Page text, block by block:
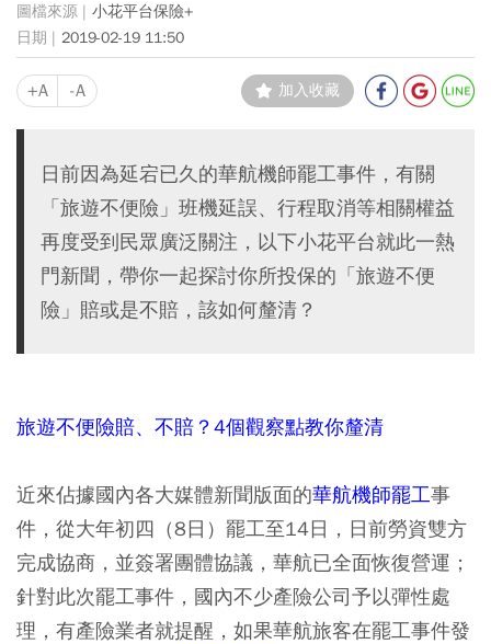
小花平台保險+
2019-02-19 11:50
+A -A 加入收藏
日前因為延宕已久的華航機師罷工事件，有關
「旅遊不便險」班機延誤、行程取消等相關權益
再度受到民眾廣泛關注，以下小花平台就此一熱
門新聞，帶你一起探討你所投保的「旅遊不便
險」賠或是不賠，該如何釐清？
旅遊不便險賠、不賠？4個觀察點教你釐清
近來佔據國內各大媒體新聞版面的華航機師罷工事
件，從大年初四（8日）罷工至14日，日前勞資雙方
完成協商，並簽署團體協議，華航已全面恢復營運；
針對此次罷工事件，國內不少產險公司予以彈性處
理，有產險業者就提醒，如果華航旅客在罷工事件發